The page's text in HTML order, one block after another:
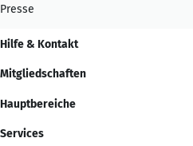
Presse
Hilfe & Kontakt
Mitgliedschaften
Hauptbereiche
Services